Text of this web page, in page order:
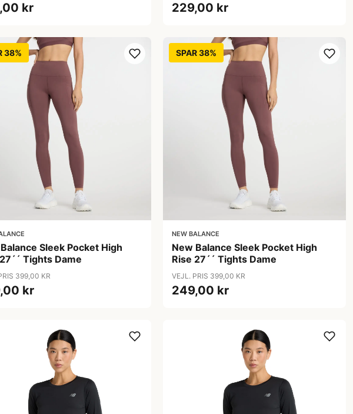
kr 229,00 kr
38%
Sleek Pocket High
Tights Dame
399,00 KR
kr
SPAR 38%
NEW BALANCE
New Balance Sleek Pocket High
Rise 27´´ Tights Dame
VEJL. PRIS 399,00 KR
249,00 kr